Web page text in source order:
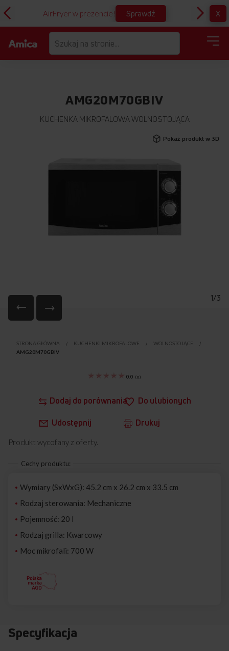
AirFryer w prezencie! Sprawdź X
AMG20M70GBIV
KUCHENKA MIKROFALOWA WOLNOSTOJĄCA
Pokaż produkt w 3D
1/3
początek
STRONA GŁÓWNA KUCHENKI MIKROFALOWE
WOLNOSTOJĄCE
AMG20M70GBIV
Dodaj do porównania Do ulubionych
Udostępnij Drukuj
0.0 (0)
Produkt wycofany z oferty.
Cechy produktu:
Wymiary (SxWxG): 45.2 cm x 26.2 cm x 33.5 cm
Rodzaj sterowania: Mechaniczne
Pojemność: 20 l
Rodzaj grilla: Kwarcowy
Moc mikrofali: 700 W
Specyfikacja